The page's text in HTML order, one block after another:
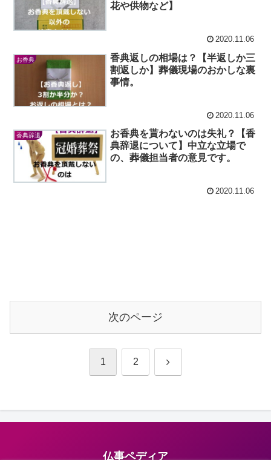
花や供物など】
2020.11.06
お香典
香典返しの相場は？【半返しか三
割返しか】葬儀現場のおかしな裏
事情。
2020.11.06
香典辞退
お香典を貰わないのは失礼？【香
典辞退について】中立な立場で
の、葬儀担当者の意見です。
2020.11.06
次のページ
1 2 次
仏事ペディア